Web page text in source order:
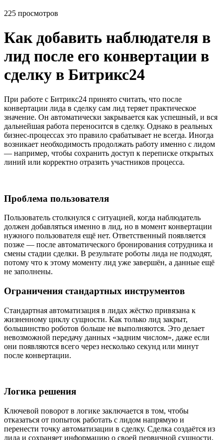
225 просмотров
Как добавить наблюдателя в
лид после его конвертации в
сделку в Битрикс24
При работе с Битрикс24 принято считать, что после
конвертации лида в сделку сам лид теряет практическое
значение. Он автоматически закрывается как успешный, и вся
дальнейшая работа переносится в сделку. Однако в реальных
бизнес-процессах это правило срабатывает не всегда. Иногда
возникает необходимость продолжать работу именно с лидом
— например, чтобы сохранить доступ к переписке открытых
линий или корректно отразить участников процесса.
Проблема пользователя
Пользователь столкнулся с ситуацией, когда наблюдатель
должен добавляться именно в лид, но в момент конвертации
нужного пользователя ещё нет. Ответственный появляется
позже — после автоматического бронирования сотрудника и
смены стадии сделки. В результате роботы лида не подходят,
потому что к этому моменту лид уже завершён, а данные ещё
не заполнены.
Ограничения стандартных инструментов
Стандартная автоматизация в лидах жёстко привязана к
жизненному циклу сущности. Как только лид закрыт,
большинство роботов больше не выполняются. Это делает
невозможной передачу данных «задним числом», даже если
они появляются всего через несколько секунд или минут
после конвертации.
Логика решения
Ключевой поворот в логике заключается в том, чтобы
отказаться от попыток работать с лидом напрямую и
перенести точку автоматизации в сделку. Сделка создаётся из
лида и сохраняет информацию о своей первичной сущности.